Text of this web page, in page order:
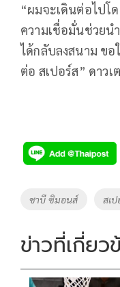
“ผมจะเดินต่อไปโ
ความเชื่อมั่นช่วยน
ได้กลับลงสนาม ข
ต่อ สเปอร์ส” ดาว
Tags
ชาบี ซิมอนส์ สเ
ข่าวที่เกี่ยว